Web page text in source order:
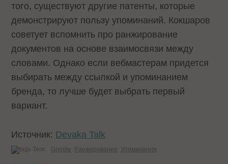
того, существуют другие патенты, которые
демонстрируют пользу упоминаний. Кокшаров
советует вспомнить про ранжирование
документов на основе взаимосвязи между
словами. Однако если вебмастерам придется
выбирать между ссылкой и упоминанием
бренда, то лучше будет выбрать первый
вариант.
Источник: Devaka Talk
Теги: Google Ранжирование Упоминания